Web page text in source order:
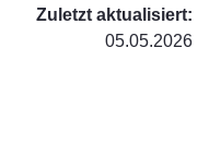
Zuletzt aktualisiert:
05.05.2026